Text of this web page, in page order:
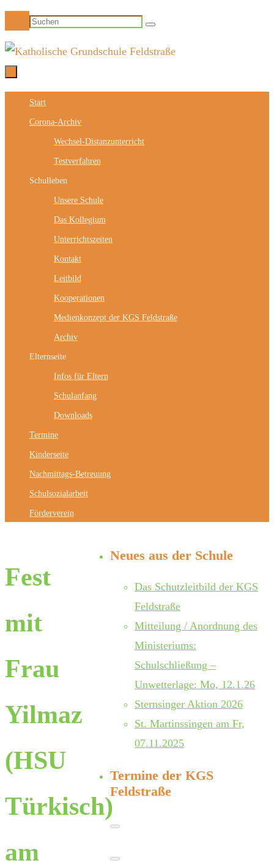
Inhalt
Suchen
Suchen
Inhalt
Start
Corona-Archiv
Wechsel-Distanzunterricht
Testverfahren
Schulleben
Unsere Schule
Das Kollegium
Unterrichtszeiten
Kontakt
Leitbild
Kooperationen
Medienkonzept der KGS Feldstraße
Archiv
Elternseite
Infos für Eltern
Schulanfang
Downloads
Termine
Kinderseite
Nachmittags-Betreuung
Schulsozialarbeit
Förderverein
Fest
mit
Frau
Yilmaz
(HSU
Türkisch)
am
Neues aus der Schule
Das Schutzleitbild der KGS
Feldstraße
Mitteilung / Anordnung des
Ministeriums:
Schulschließung –
Unwetterlage: Mo, 12.1.26
Sternsinger Aktion 2026
St. Martinssingen am Fr,
07.11.2025
Termine der KGS
Feldstraße